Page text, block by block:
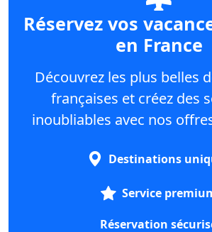
Réservez vos
en France
Découvrez les plus belles
françaises et créez des
inoubliables avec nos
Destinations
Service
Réservation